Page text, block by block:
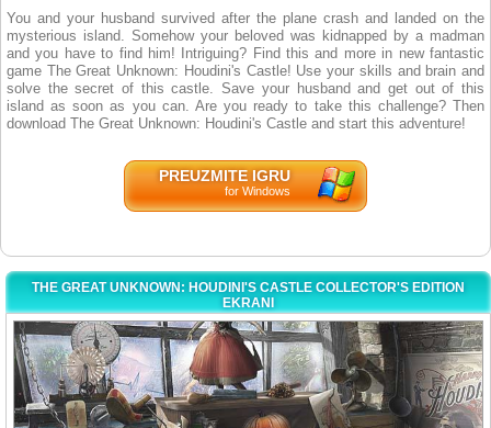
You and your husband survived after the plane crash and landed on the
mysterious island. Somehow your beloved was kidnapped by a madman
and you have to find him! Intriguing? Find this and more in new fantastic
game The Great Unknown: Houdini's Castle! Use your skills and brain and
solve the secret of this castle. Save your husband and get out of this
island as soon as you can. Are you ready to take this challenge? Then
download The Great Unknown: Houdini's Castle and start this adventure!
PREUZMITE IGRU
for Windows
THE GREAT UNKNOWN: HOUDINI'S CASTLE COLLECTOR'S EDITION
EKRANI